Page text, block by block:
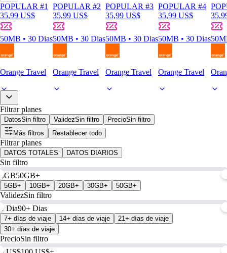
POPULAR #1
35,99 US$
50MB • 30 Dias
Orange Travel
POPULAR #2
35,99 US$
50MB • 30 Dias
Orange Travel
POPULAR #3
35,99 US$
50MB • 30 Dias
Orange Travel
POPULAR #4
35,99 US$
50MB • 30 Dias
Orange Travel
Filtrar planes
DatosSin filtro ValidezSin filtro PrecioSin filtro
Más filtros
Restablecer todo
Filtrar planes
DATOS TOTALES DATOS DIARIOS
Sin filtro
0GB50GB+
5GB+ 10GB+ 20GB+ 30GB+ 50GB+
ValidezSin filtro
1 Dia90+ Dias
7+ días de viaje 14+ días de viaje
21+ días de viaje
30+ días de viaje
PrecioSin filtro